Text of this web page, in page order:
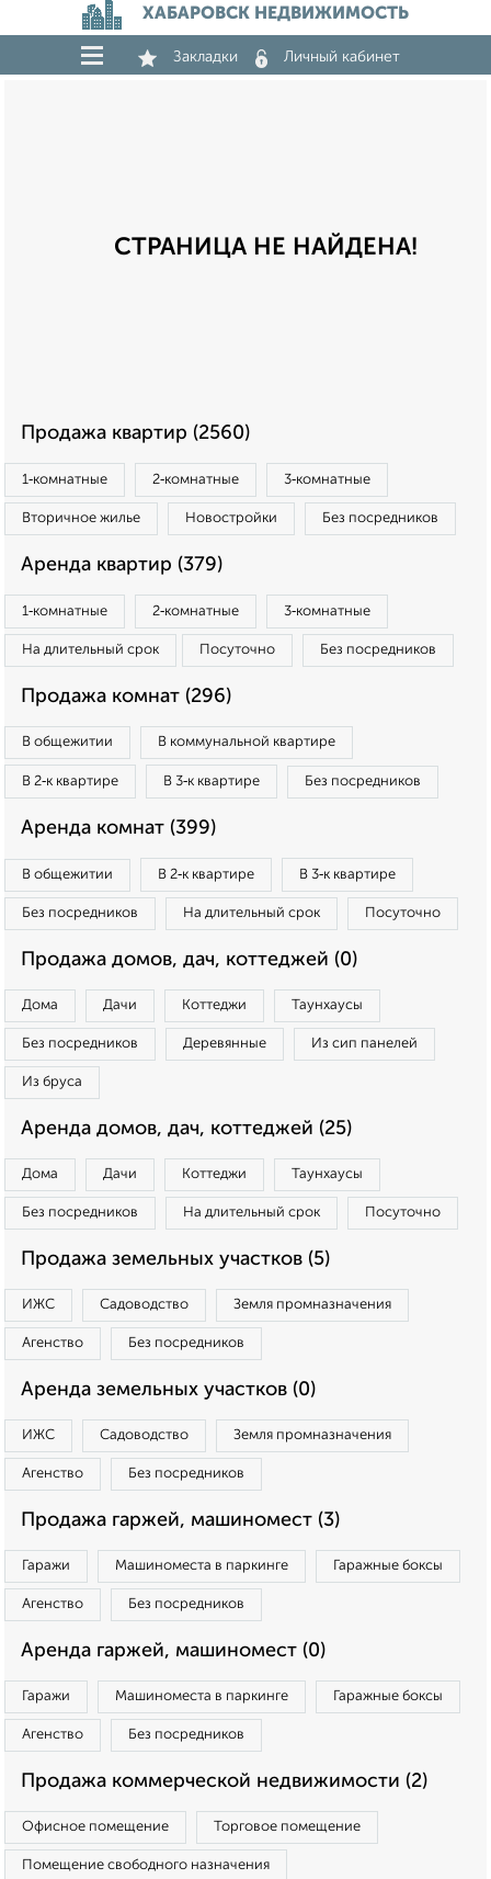
ХАБАРОВСК НЕДВИЖИМОСТЬ
Закладки Личный кабинет
СТРАНИЦА НЕ НАЙДЕНА!
Продажа квартир (2560)
1‑комнатные 2‑комнатные 3‑комнатные
Вторичное жилье Новостройки Без посредников
Аренда квартир (379)
1‑комнатные 2‑комнатные 3‑комнатные
На длительный срок Посуточно Без посредников
Продажа комнат (296)
В общежитии В коммунальной квартире
В 2‑к квартире В 3‑к квартире Без посредников
Аренда комнат (399)
В общежитии В 2‑к квартире В 3‑к квартире
Без посредников На длительный срок Посуточно
Продажа домов, дач, коттеджей (0)
Дома Дачи Коттеджи Таунхаусы
Без посредников Деревянные Из сип панелей
Из бруса
Аренда домов, дач, коттеджей (25)
Дома Дачи Коттеджи Таунхаусы
Без посредников На длительный срок Посуточно
Продажа земельных участков (5)
ИЖС Садоводство Земля промназначения
Агенство Без посредников
Аренда земельных участков (0)
ИЖС Садоводство Земля промназначения
Агенство Без посредников
Продажа гаржей, машиномест (3)
Гаражи Машиноместа в паркинге Гаражные боксы
Агенство Без посредников
Аренда гаржей, машиномест (0)
Гаражи Машиноместа в паркинге Гаражные боксы
Агенство Без посредников
Продажа коммерческой недвижимости (2)
Офисное помещение Торговое помещение
Помещение свободного назначения